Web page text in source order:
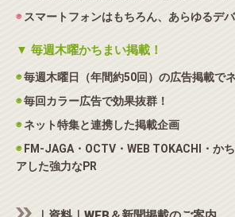
◉スマートフォンはもちろん、あらゆるデ
▼ 毎週木曜かちまい掲載！
◉毎週木曜日（年間約50回）の広告掲載で
◉毎回カラー広告で効果抜群！
◉ネット特集と連携した掲載企画
◉FM-JAGA・OCTV・WEB TOKACHI・か
アした強力なPR